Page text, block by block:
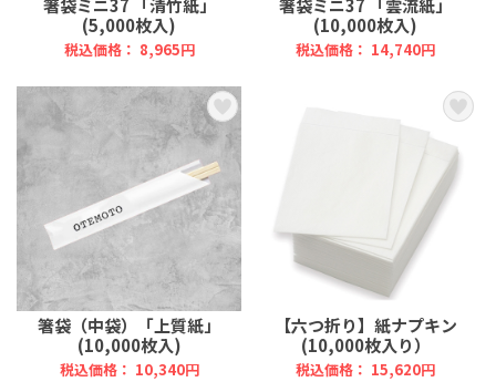
箸袋ミニ37 「清竹紙」
(5,000枚入)
税込価格： 8,965円
箸袋ミニ37 「雲流紙」
(10,000枚入)
税込価格： 14,740円
箸袋（中袋）「上質紙」
(10,000枚入)
税込価格： 10,340円
【六つ折り】紙ナプキン
(10,000枚入り）
税込価格： 15,620円